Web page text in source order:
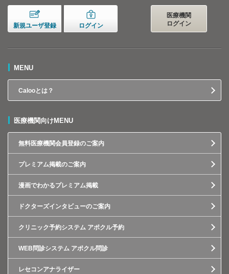
新規ユーザ登録 ログイン
医療機関
ログイン
MENU
Calooとは？
医療機関向けMENU
無料医療機関会員登録のご案内
プレミアム掲載のご案内
漫画でわかるプレミアム掲載
ドクターズインタビューのご案内
クリニック予約システム アポクル予約
WEB問診システム アポクル問診
レセコンアナライザー